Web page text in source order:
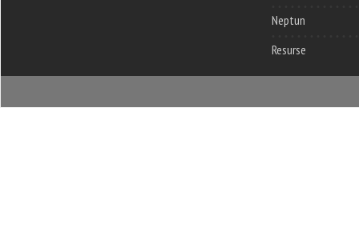
Neptun
Resurse